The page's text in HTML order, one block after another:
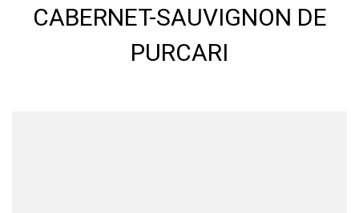
CABERNET-SAUVIGNON DE
PURCARI